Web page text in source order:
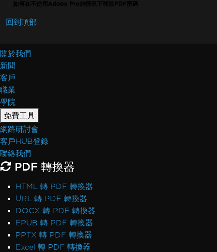
如何在不使用Adobe Pro的情況下移除PDF密碼
回到頂部
關於我們
新聞
客戶
職業
學院
免費工具
網路研討會
客戶HUB登錄
聯絡我們
PDF 轉換器
HTML 轉 PDF 轉換器
URL 轉 PDF 轉換器
DOCX 轉 PDF 轉換器
EPUB 轉 PDF 轉換器
PPTX 轉 PDF 轉換器
Excel 轉 PDF 轉換器